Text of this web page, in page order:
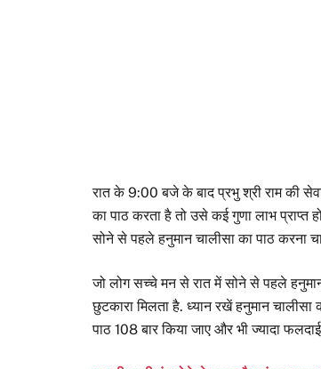
रात के 9:00 बजे के बाद प्रभु श्री राम की
का पाठ करता है तो उसे कई गुणा लाभ प्राप्त
सोने से पहले हनुमान चालीसा का पाठ करना
जो लोग सच्चे मन से रात में सोने से पहले
छुटकारा मिलता है. ध्यान रखें हनुमान
पाठ 108 बार किया जाए और भी ज्यादा